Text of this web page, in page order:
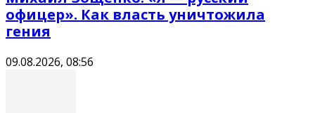
офицер». Как власть уничтожила
гения
09.08.2026, 08:56